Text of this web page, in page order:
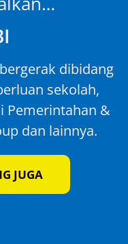
dibidang
sekolah,
Pemerintahan &
dan lainnya.
JUGA